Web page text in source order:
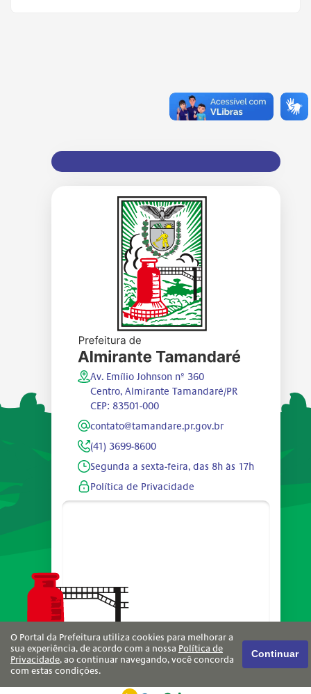
Av. Emílio Johnson nº 360
Centro, Almirante Tamandaré/PR
CEP: 83501-000
contato@tamandare.pr.gov.br
(41) 3699-8600
Segunda a sexta-feira, das 8h às 17h
Política de Privacidade
O Portal da Prefeitura utiliza cookies para melhorar a
sua experiência, de acordo com a nossa Política de
Privacidade, ao continuar navegando, você concorda
com estas condições.
Continuar